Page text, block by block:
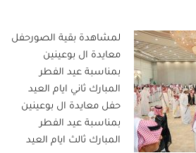
لمشاهدة بقية الصورحفل
معايدة ال بوعينين
بمناسبة عيد الفطر
المبارك ثاني ايام العيد
حفل معايدة ال بوعينين
بمناسبة عيد الفطر
المبارك ثالث ايام العيد